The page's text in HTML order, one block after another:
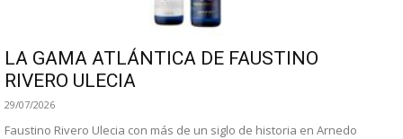
LA GAMA ATLÁNTICA DE FAUSTINO
RIVERO ULECIA
29/07/2026
Faustino Rivero Ulecia con más de un siglo de historia en Arnedo